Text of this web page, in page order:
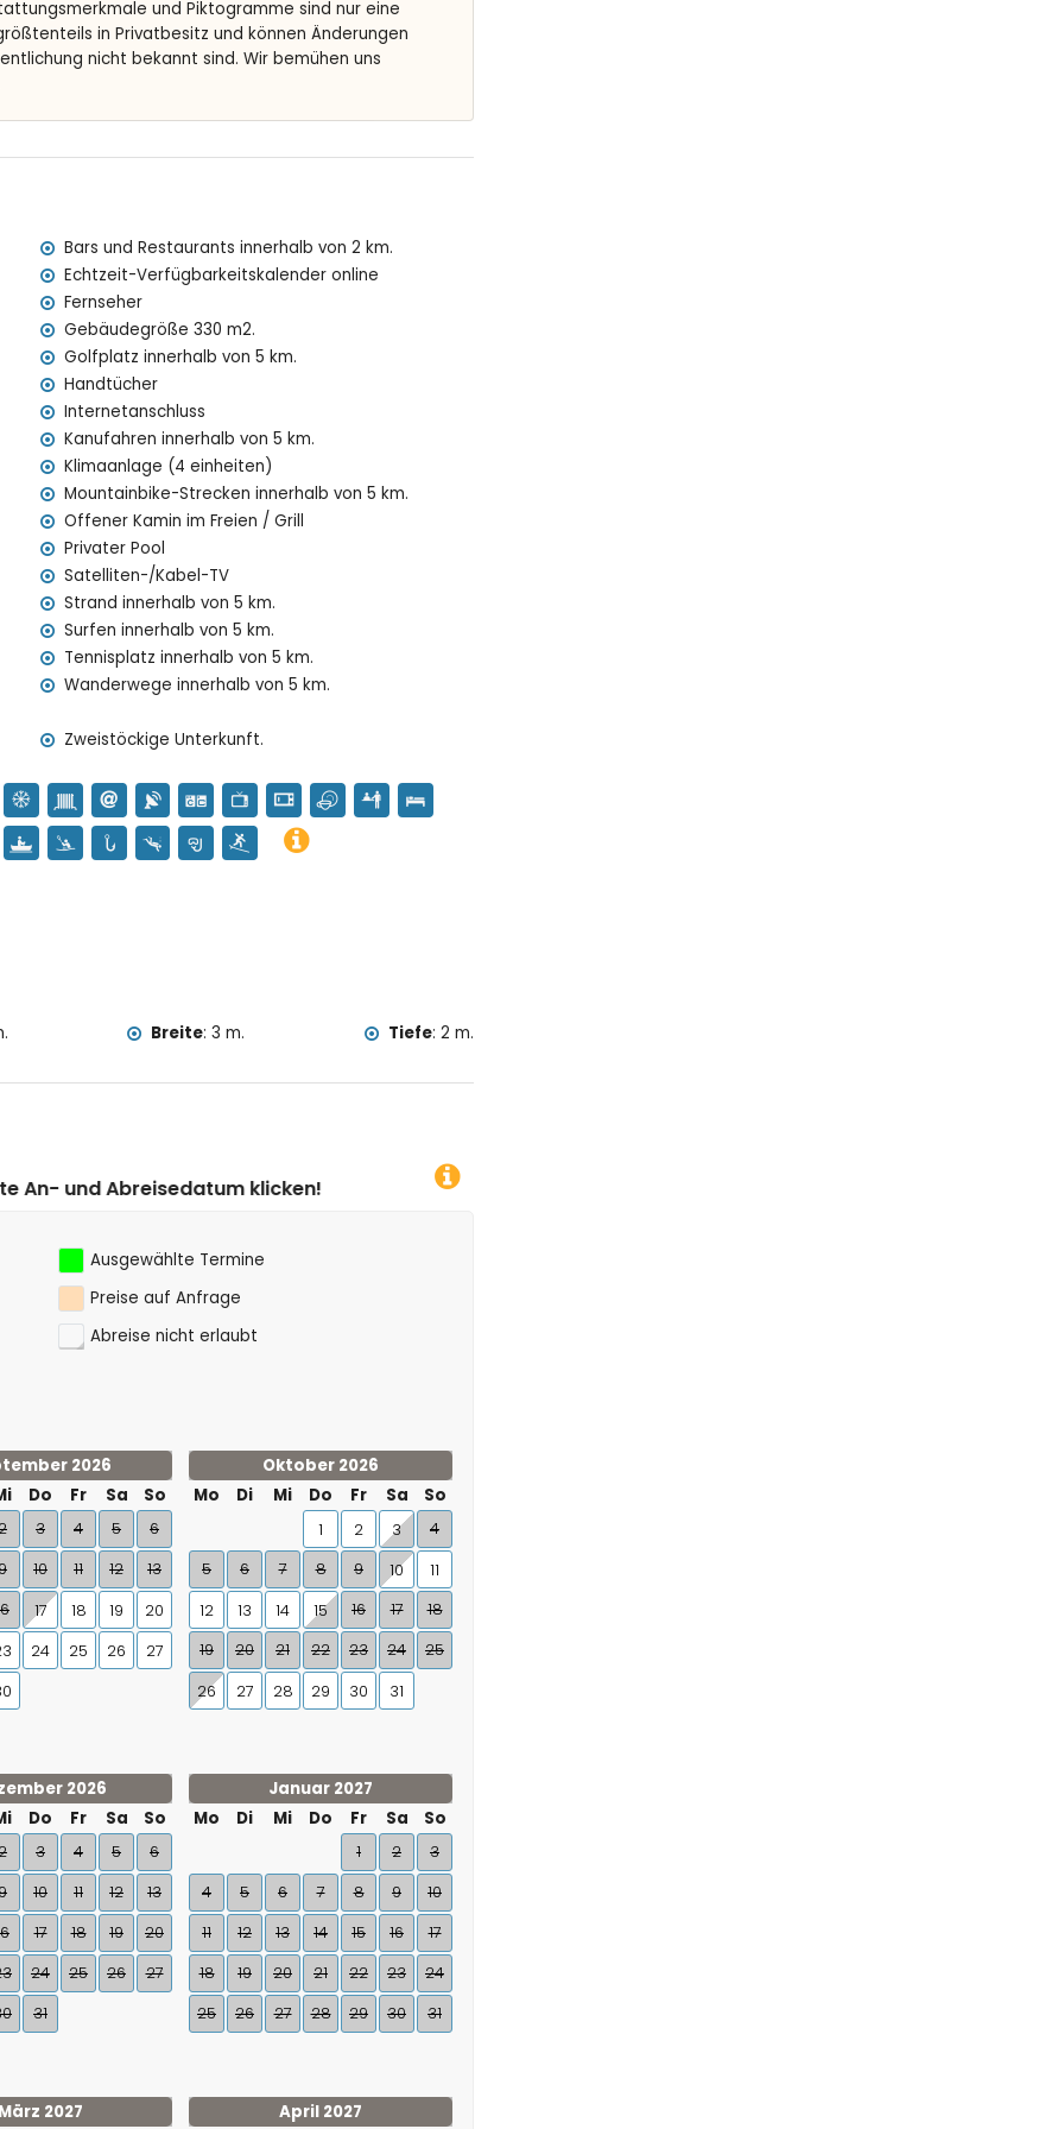
Sonnenliegen
von der Villa)
von 5 Kilometern von der Villa)
5 Kilometern von der Villa)
5 Kilometern von der Villa)
von der Villa)
Kilometern von der Villa)
mit Kindern
der Villa inbegriffen
Anfrage)
Urlaub in Xàbia, Costa Blanca
und Xàbia) (innerhalb von 5 Kilometern vom Haus)
Blanca
Puerto, Xàbia), Denkmal (Molinos de Viento,
Xàbia) und historischer Ort (Histórico de Xàbia)
10 Kilometern von der Unterkunft)
25 Kilometern von der Unterkunft)
Radfahren, Klettern, Kanufahren,
Surfen (innerhalb von 5 Kilometern von der Villa)
und Piktogramme sind nur eine
in Privatbesitz und können Änderungen
nicht bekannt sind. Wir bemühen uns
Bars und Restaurants innerhalb von 2 km.
Echtzeit-Verfügbarkeitskalender online
Fernseher
Gebäudegröße 330 m2.
Golfplatz innerhalb von 5 km.
Handtücher
Internetanschluss
Kanufahren innerhalb von 5 km.
Klimaanlage (4 einheiten)
Mountainbike-Strecken innerhalb von 5 km.
Offener Kamin im Freien / Grill
Privater Pool
Satelliten-/Kabel-TV
Strand innerhalb von 5 km.
Surfen innerhalb von 5 km.
Tennisplatz innerhalb von 5 km.
Wanderwege innerhalb von 5 km.
Zweistöckige Unterkunft.
Breite:3 m. Tiefe: 2 m.
klicken!
Ausgewählte Termine
Preise auf Anfrage
Abreise nicht erlaubt
2026
Do Fr Sa So
3 4 5
6
10 11 12
13
17 18 19
20
24 25 26
27
Oktober 2026
Mo
Di Mi Do Fr Sa So
1 2 3
4
5
6 7 8 9 10
11
12
13 14 15 16 17
18
19
20 21 22 23 24 25
26 27 28 29 30 31
2026
Do Fr Sa So
3 4 5
6
10 11 12
13
17 18 19
20
24 25 26
27
31
Januar 2027
Mo
Di Mi Do Fr Sa So
1 2
3
4
5 6 7 8 9
10
11
12 13 14 15 16
17
18
19 20 21 22 23
24
25
26 27 28 29 30 31
März 2027 April 2027